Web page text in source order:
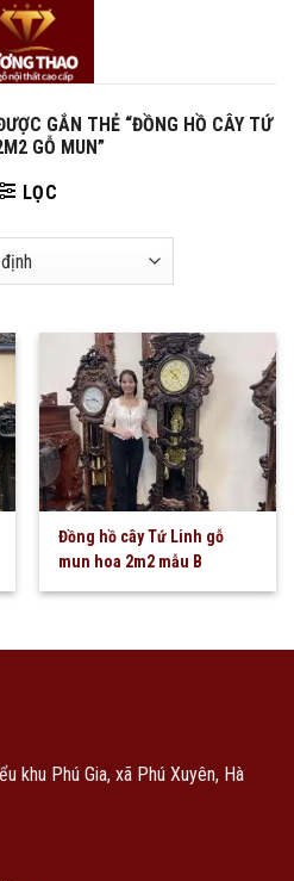
GẮN THẺ “ĐỒNG HỒ CÂY TỨ
GỖ MUN”
LỌC
Đồng hồ cây Tứ Linh gỗ
mun hoa 2m2 mẫu B
khu Phú Gia, xã Phú Xuyên, Hà